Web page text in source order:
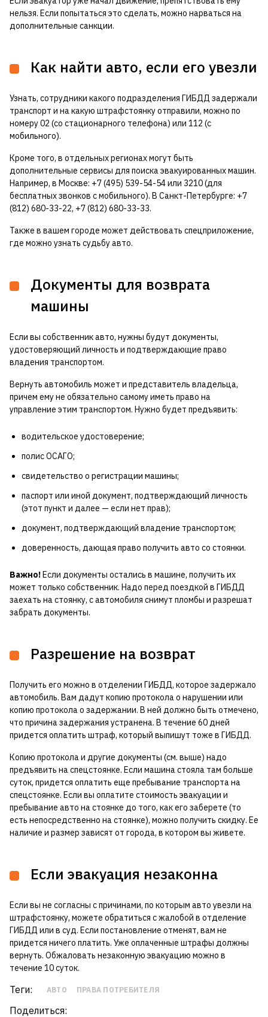
нельзя. Если попытаться это сделать, можно нарваться на
дополнительные санкции.
Как найти авто, если его увезли
Узнать, сотрудники какого подразделения ГИБДД задержали
транспорт и на какую штрафстоянку отправили, можно по
номеру 02 (со стационарного телефона) или 112 (с
мобильного).
Кроме того, в отдельных регионах могут быть
дополнительные сервисы для поиска эвакуированных машин.
Например, в Москве: +7 (495) 539-54-54 или 3210 (для
бесплатных звонков с мобильного). В Санкт-Петербурге: +7
(812) 680-33-22, +7 (812) 680-33-33.
Также в вашем городе может действовать спецприложение,
где можно узнать судьбу авто.
Документы для возврата
машины
Если вы собственник авто, нужны будут документы,
удостоверяющий личность и подтверждающие право
владения транспортом.
Вернуть автомобиль может и представитель владельца,
причем ему не обязательно самому иметь право на
управление этим транспортом. Нужно будет предъявить:
водительское удостоверение;
полис ОСАГО;
свидетельство о регистрации машины;
паспорт или иной документ, подтверждающий личность
(этот пункт и далее — если нет прав);
документ, подтверждающий владение транспортом;
доверенность, дающая право получить авто со стоянки.
Важно!Если документы остались в машине, получить их
может только собственник. Надо перед поездкой в ГИБДД
заехать на стоянку, с автомобиля снимут пломбы и разрешат
забрать документы.
Разрешение на возврат
Получить его можно в отделении ГИБДД, которое задержало
автомобиль. Вам дадут копию протокола о нарушении или
копию протокола о задержании. В ней должно быть отмечено,
что причина задержания устранена. В течение 60 дней
придется оплатить штраф, который выпишут тоже в ГИБДД.
Копию протокола и другие документы (см. выше) надо
предъявить на спецстоянке. Если машина стояла там больше
суток, придется оплатить еще пребывание транспорта на
спецстоянке. Если вы оплатите стоимость эвакуации и
пребывание авто на стоянке до того, как его заберете (то
есть непосредственно на стоянке), можно получить скидку. Ее
наличие и размер зависят от города, в котором вы живете.
Если эвакуация незаконна
Если вы не согласны с причинами, по которым авто увезли на
штрафстоянку, можете обратиться с жалобой в отделение
ГИБДД или в суд. Если постановление отменят, вам не
придется ничего платить. Уже оплаченные штрафы должны
вернуть. Обжаловать незаконную эвакуацию можно в
течение 10 суток.
Теги: АВТО ПРАВА ПОТРЕБИТЕЛЯ
Поделиться: